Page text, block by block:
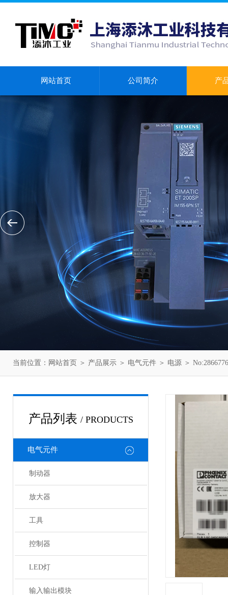
网站首页 公司简介 产
当前位置： 网站首页 ＞ 产品展示 ＞ 电气元件 ＞ 电源 ＞
产品列表 / PRODUCTS
电气元件
制动器
放大器
工具
控制器
LED灯
输入输出模块